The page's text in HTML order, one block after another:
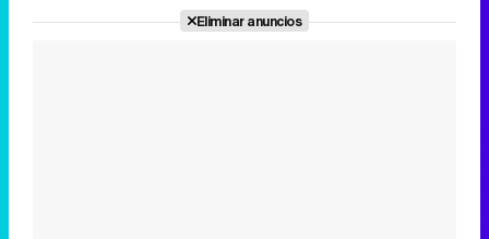
Eliminar anuncios